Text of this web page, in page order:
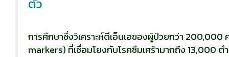
ตัว
การศึกษาซึ่งวิเคราะห์ดีเอ็นเอของผู้ป่วยกว่า
markers) ที่เชื่อมโยงกับโรคซึมเศร้ามากถึง 13,000